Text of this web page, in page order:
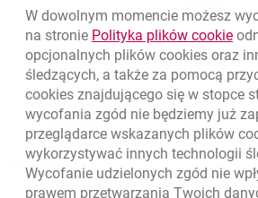
Kursy wymiany walut. Data
WALUTA KUPNO
EUR 4.1358
USD
CHF 4.4248
GBP 4.8262
6.08.2026, 12:54:32
W dowolnym momencie możesz
na stronie Polityka plików cookielink
opcjonalnych plików cookies oraz
śledzących, a także za pomocą
cookies znajdującego się w stopce
wycofania zgód nie będziemy już
przeglądarce wskazanych plików
wykorzystywać innych technologii
Wycofanie udzielonych zgód nie
prawem przetwarzania Twoich